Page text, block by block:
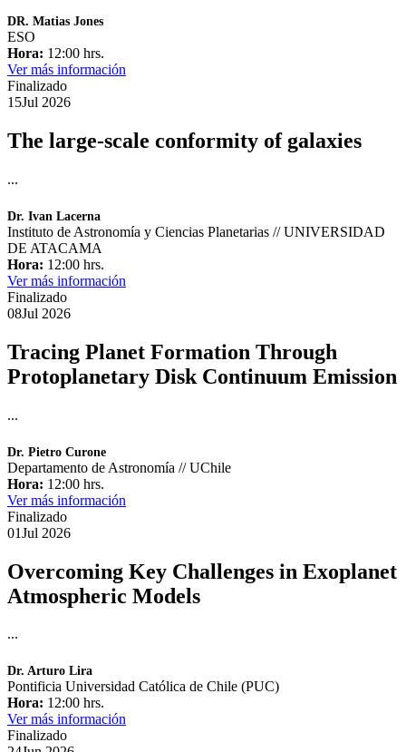
DR. Matias Jones
ESO
Hora: 12:00 hrs.
Ver más información
Finalizado
15Jul 2026
The large-scale conformity of galaxies
...
Dr. Ivan Lacerna
Instituto de Astronomía y Ciencias Planetarias // UNIVERSIDAD
DE ATACAMA
Hora: 12:00 hrs.
Ver más información
Finalizado
08Jul 2026
Tracing Planet Formation Through
Protoplanetary Disk Continuum Emission
...
Dr. Pietro Curone
Departamento de Astronomía // UChile
Hora: 12:00 hrs.
Ver más información
Finalizado
01Jul 2026
Overcoming Key Challenges in Exoplanet
Atmospheric Models
...
Dr. Arturo Lira
Pontificia Universidad Católica de Chile (PUC)
Hora: 12:00 hrs.
Ver más información
Finalizado